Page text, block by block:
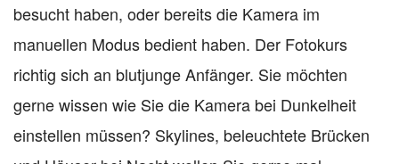
besucht haben, oder bereits die Kamera im
manuellen Modus bedient haben. Der Fotokurs
richtig sich an blutjunge Anfänger. Sie möchten
gerne wissen wie Sie die Kamera bei Dunkelheit
einstellen müssen? Skylines, beleuchtete Brücken